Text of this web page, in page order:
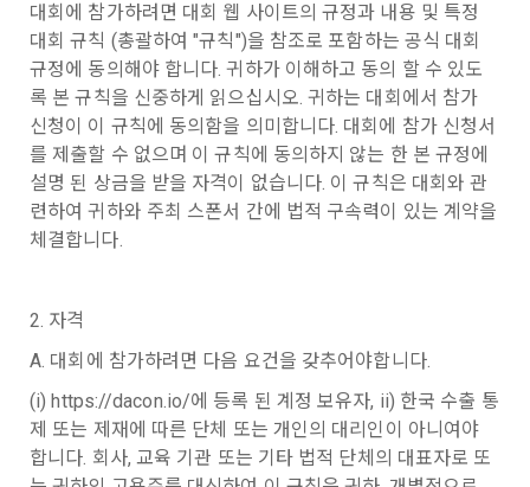
7. “대회"라 함은 “기업회원”이 인력을 채용하거나 또는 솔루션
을 크라우드소싱하기 위하여 “회사"에 의뢰하는 경연대회 또는
해커톤, AI해커톤, AI경진대회 등을 말한다.
8. “교육”이라 함은 “회사”가  제공하는 교육컨텐츠를 포함한 온
라인/오프라인 교육서비스를 말한다.
9. "아이디"라 함은 회원의 식별과 회원의 서비스 이용을 위하여
"회원"이 가입 시 사용한 이메일 주소를 말한다.
10. "비밀번호"라 함은 "회사"의 서비스를 이용하려는 사람이 아
동일한 용도로 쓰이는 “사이트”에서 자동 생성된 인증코드를 말
한다.
제 3 조 (효력의 발생 및 변경)
본 약관은 온라인을 통하여 “회원”에게 공시함으로써 효력을 발
생한다. 이전 이용약관 보러가기 >
데이콘 주식회사(이하 “회사”)는 다음 목적을 위하여 개인정보
를 수집하고 있으며, 다음 목적 이외의 용도로는 수집한 개인정
보를 이용하지 않습니다.
1) 회원관리
회원제 서비스 이용에 따른 본인확인, 본인의 의사확인, 고객문
의에 대한 응답, 새로운 정보의 소개 및 고지사항 전달
산
본인인증, 채용정보 매칭 및 컨텐츠 제공을 위한 개인식별, 회원
간의 상호 연락, 구매 및 요금 결제, 물품 및 증빙발송, 부정 이용
방지와 비인가 사용방지
3) 서비스 개발 및 마케팅ㆍ광고 활용
2021.05.25
이용약관
개인정보 처리방침
대회 주최 문의
데이콘 서비스 소개
데이콘 채용
통신판매업 신고번호: 제 2021-서울영등포-1704호
직업정보제공사업 신고번호: J1204020250004
서울특별시 영등포구 은행로 3 익스콘벤처타워 901호
이메일 dacon@dacon.io | 전화번호: 070-4102-0545
대회에 참가하려면 대회 웹 사이트의 규정과 내용 및 특정
대회 규칙 (총괄하여 "규칙")을 참조로 포함하는 공식 대회
규정에 동의해야 합니다. 귀하가 이해하고 동의 할 수 있도
록 본 규칙을 신중하게 읽으십시오. 귀하는 대회에서 참가
신청이 이 규칙에 동의함을 의미합니다. 대회에 참가 신청서
를 제출할 수 없으며 이 규칙에 동의하지 않는 한 본 규정에
설명 된 상금을 받을 자격이 없습니다. 이 규칙은 대회와 관
련하여 귀하와 주최 스폰서 간에 법적 구속력이 있는 계약을
체결합니다.
2. 자격
A. 대회에 참가하려면 다음 요건을 갖추어야합니다.
(i) https://dacon.io/에 등록 된 계정 보유자, ii) 한국 수출 통
제 또는 제재에 따른 단체 또는 개인의 대리인이 아니여야
합니다. 회사, 교육 기관 또는 기타 법적 단체의 대표자로 또